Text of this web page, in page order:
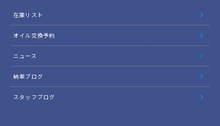
在庫リスト
オイル交換予約
ニュース
納車ブログ
スタッフブログ